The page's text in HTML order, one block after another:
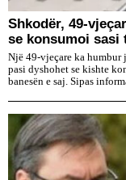
Shkodër, 49-
se konsumoi sasi
Një 49-vjeçare ka humbur
pasi dyshohet se kishte
banesën e saj. Sipas